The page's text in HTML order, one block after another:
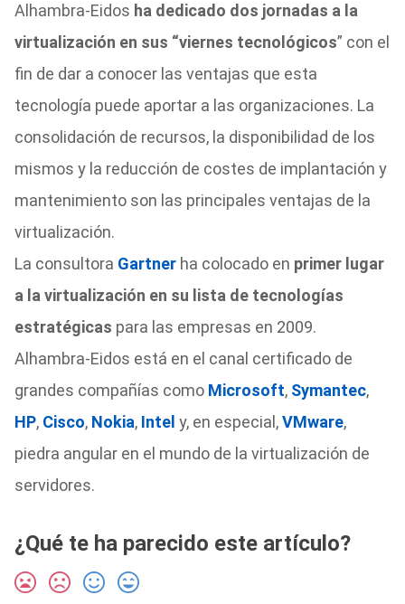
Alhambra-Eidos ha dedicado dos jornadas a la
virtualización en sus “viernes tecnológicos” con el
fin de dar a conocer las ventajas que esta
tecnología puede aportar a las organizaciones. La
consolidación de recursos, la disponibilidad de los
mismos y la reducción de costes de implantación y
mantenimiento son las principales ventajas de la
virtualización.
La consultora Gartnerha colocado en primer lugar
a la virtualización en su lista de tecnologías
estratégicas para las empresas en 2009.
Alhambra-Eidos está en el canal certificado de
grandes compañías como Microsoft, Symantec,
HP, Cisco, Nokia, Intel y, en especial,VMware,
piedra angular en el mundo de la virtualización de
servidores.
¿Qué te ha parecido este artículo?